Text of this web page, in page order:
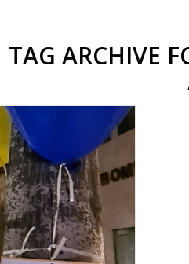
TAG ARCHIVE